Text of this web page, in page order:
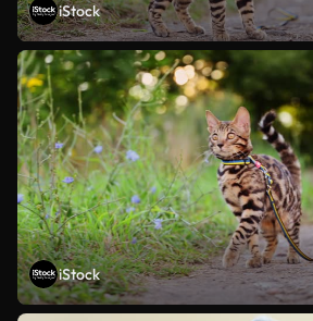
iStock
iStock